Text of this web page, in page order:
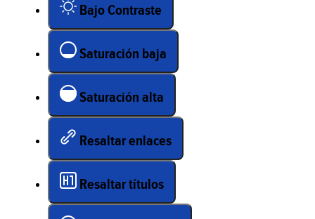
Bajo Contraste
Saturación baja
Saturación alta
Resaltar enlaces
Resaltar títulos